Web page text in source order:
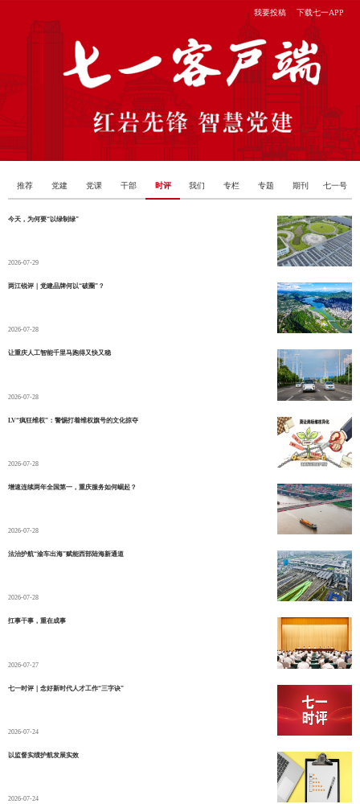
我要投稿 下载七一APP
推荐 党建 党课 干部 时评 我们 专栏 专题 期刊 七一号
今天，为何要“以绿制绿”
2026-07-29
两江锐评｜党建品牌何以“破圈”？
2026-07-28
​让重庆人工智能千里马跑得又快又稳
2026-07-28
LV“疯狂维权”：警惕打着维权旗号的文化掠夺
2026-07-28
增速连续两年全国第一，重庆服务如何崛起？
2026-07-28
法治护航“渝车出海”赋能西部陆海新通道
2026-07-28
扛事干事，重在成事
2026-07-27
七一时评｜念好新时代人才工作“三字诀”
2026-07-24
以监督实绩护航发展实效
2026-07-24